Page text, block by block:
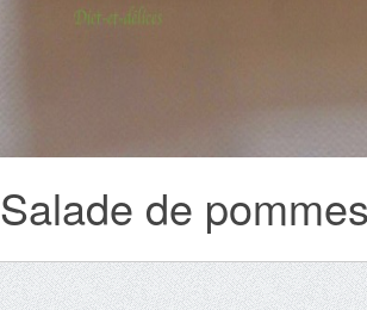
Salade de